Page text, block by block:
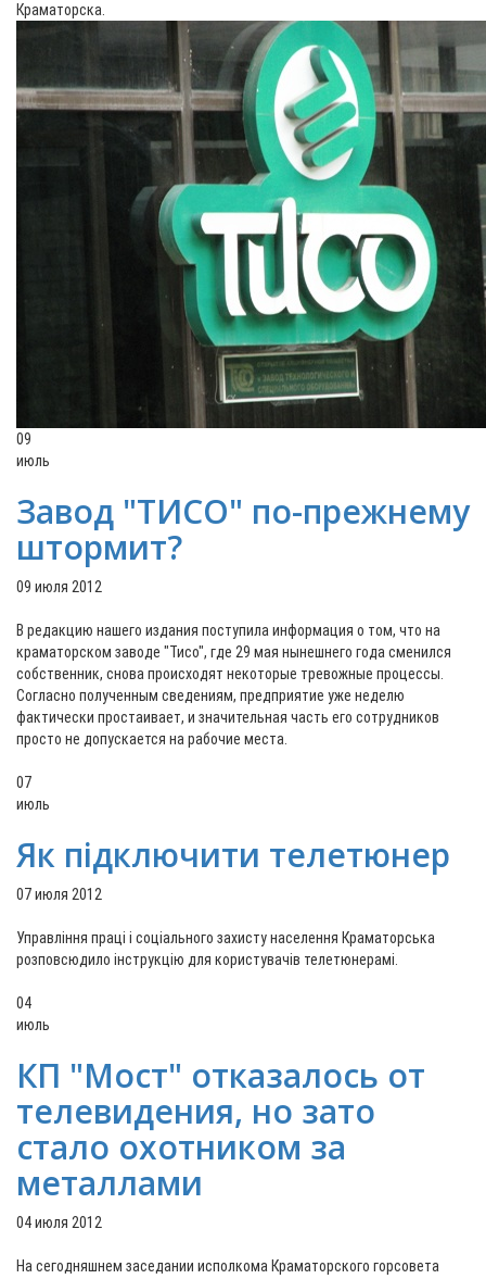
Краматорска.
09
июль
Завод "ТИСО" по-прежнему
штормит?
09 июля 2012
В редакцию нашего издания поступила информация о том, что на
краматорском заводе "Тисо", где 29 мая нынешнего года сменился
собственник, снова происходят некоторые тревожные процессы.
Согласно полученным сведениям, предприятие уже неделю
фактически простаивает, и значительная часть его сотрудников
просто не допускается на рабочие места.
07
июль
Як підключити телетюнер
07 июля 2012
Управління праці і соціального захисту населення Краматорська
розповсюдило інструкцію для користувачів телетюнерамі.
04
июль
КП "Мост" отказалось от
телевидения, но зато
стало охотником за
металлами
04 июля 2012
На сегодняшнем заседании исполкома Краматорского горсовета